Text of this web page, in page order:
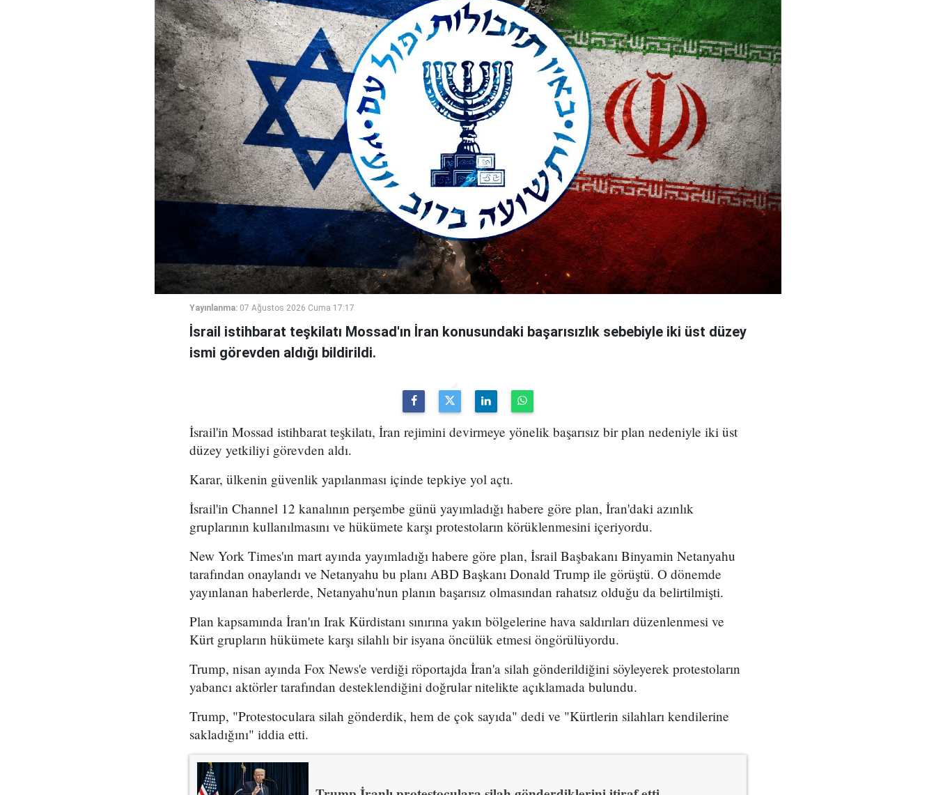
Yayınlanma: 07 Ağustos 2026 Cuma 17:17
İsrail istihbarat teşkilatı Mossad'ın İran konusundaki başarısızlık sebebiyle iki üst düzey
ismi görevden aldığı bildirildi.
İsrail'in Mossad istihbarat teşkilatı, İran rejimini devirmeye yönelik başarısız bir plan nedeniyle iki üst
düzey yetkiliyi görevden aldı.
Karar, ülkenin güvenlik yapılanması içinde tepkiye yol açtı.
İsrail'in Channel 12 kanalının perşembe günü yayımladığı habere göre plan, İran'daki azınlık
gruplarının kullanılmasını ve hükümete karşı protestoların körüklenmesini içeriyordu.
New York Times'ın mart ayında yayımladığı habere göre plan, İsrail Başbakanı Binyamin Netanyahu
tarafından onaylandı ve Netanyahu bu planı ABD Başkanı Donald Trump ile görüştü. O dönemde
yayınlanan haberlerde, Netanyahu'nun planın başarısız olmasından rahatsız olduğu da belirtilmişti.
Plan kapsamında İran'ın Irak Kürdistanı sınırına yakın bölgelerine hava saldırıları düzenlenmesi ve
Kürt grupların hükümete karşı silahlı bir isyana öncülük etmesi öngörülüyordu.
Trump, nisan ayında Fox News'e verdiği röportajda İran'a silah gönderildiğini söyleyerek protestoların
yabancı aktörler tarafından desteklendiğini doğrular nitelikte açıklamada bulundu.
Trump, "Protestoculara silah gönderdik, hem de çok sayıda" dedi ve "Kürtlerin silahları kendilerine
sakladığını" iddia etti.